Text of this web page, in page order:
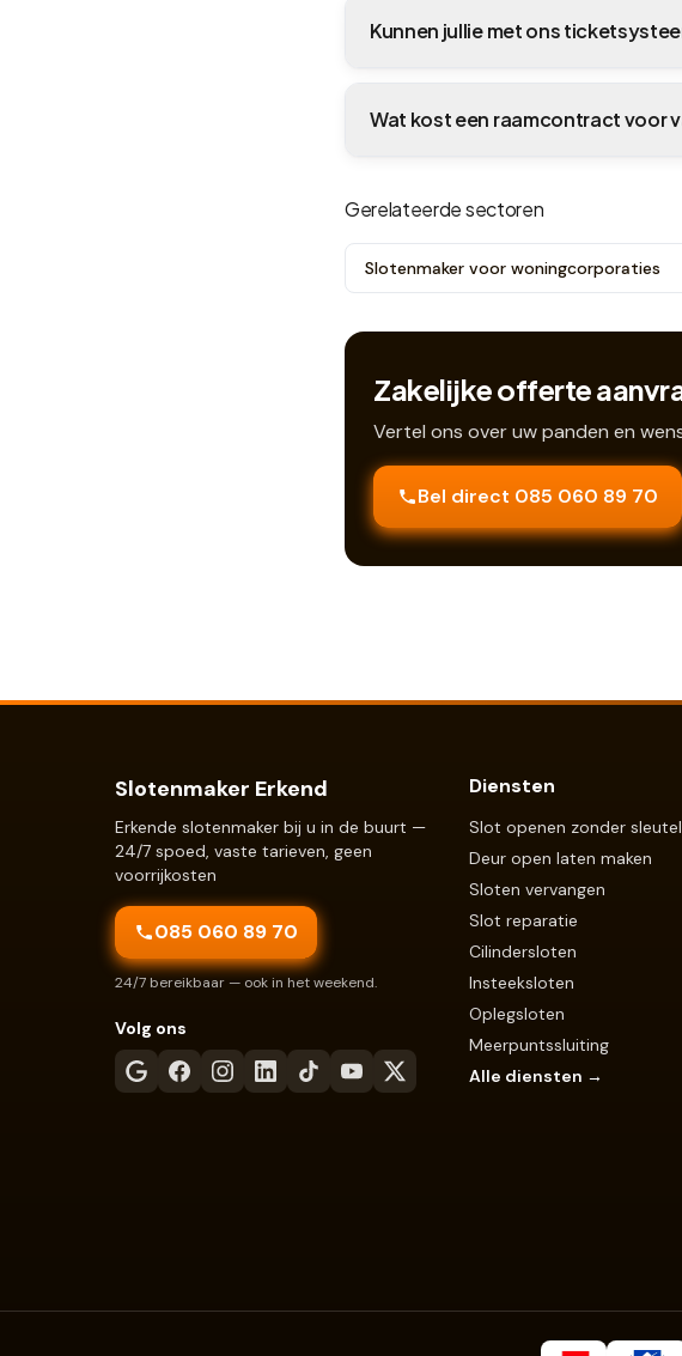
Kunnen jullie met ons
Wat kost een raamcontract voor
Gerelateerde sectoren
Slotenmaker voor woningcorporaties
Zakelijke offerte
Vertel ons over uw panden en
Bel direct 085 060 89 70
Slotenmaker Erkend
Erkende slotenmaker bij u in de buurt —
24/7 spoed, vaste tarieven, geen
voorrijkosten
085 060 89 70
24/7 bereikbaar — ook in het weekend.
Volg ons
Diensten
Slot openen zonder sleutel
Deur open laten maken
Sloten vervangen
Slot reparatie
Cilindersloten
Insteeksloten
Oplegsloten
Meerpuntssluiting
Alle diensten →